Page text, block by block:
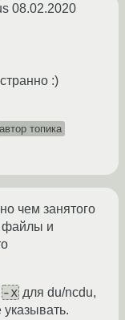
08.02.2020
:)
автор топика
чем занятого
файлы и
-x для du/ncdu,